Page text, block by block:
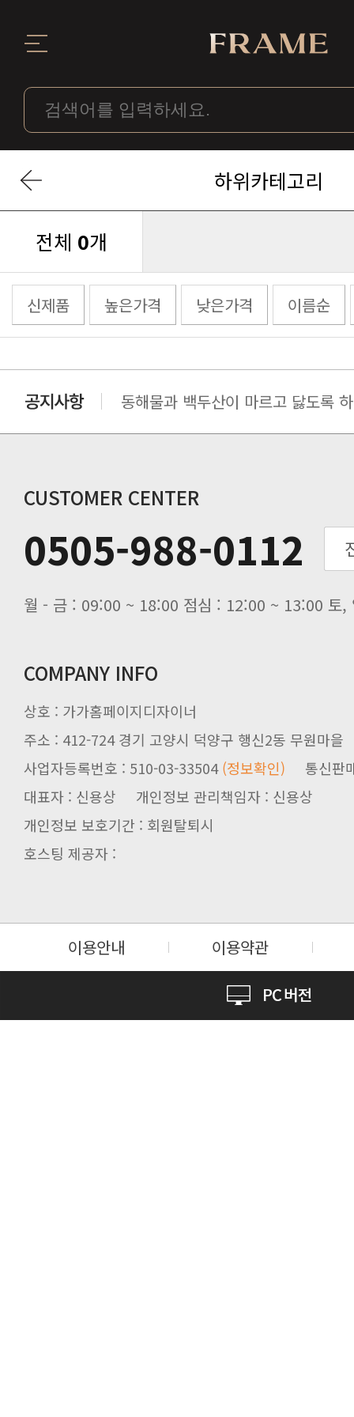
하위카테고리
전체 0개
신제품 높은가격 낮은가격 이름순
동해물과 백두산이 마르고 닳도록
CUSTOMER CENTER
0505-988-0112
월 - 금 : 09:00 ~ 18:00 점심 : 12:00 ~ 13:00 토,
COMPANY INFO
상호 : 가가홈페이지디자이너
주소 : 412-724 경기 고양시 덕양구 행신2동 무원마을
사업자등록번호 : 510-03-33504(정보확인) 통신판
대표자 : 신용상 개인정보 관리책임자 : 신용상
개인정보 보호기간 : 회원탈퇴시
호스팅 제공자 :
이용안내 이용약관